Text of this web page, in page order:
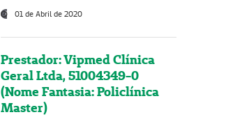
01 de Abril de 2020
Prestador: Vipmed Clínica
Geral Ltda, 51004349-0
(Nome Fantasia: Policlínica
Master)